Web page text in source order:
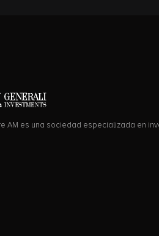
AM es una sociedad especializada en